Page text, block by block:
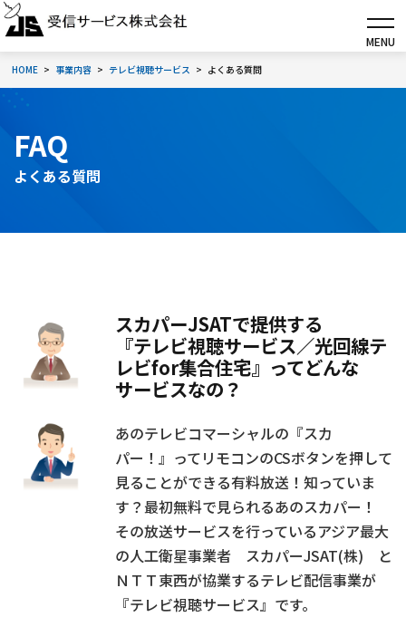
MENU
HOME 事業内容 テレビ視聴サービス よくある質問
FAQ
よくある質問
スカパーJSATで提供する
『テレビ視聴サービス／光回線テ
レビfor集合住宅』ってどんな
サービスなの？
あのテレビコマーシャルの『スカ
パー！』ってリモコンのCSボタンを押して
見ることができる有料放送！知っていま
す？最初無料で見られるあのスカパー！
その放送サービスを行っているアジア最大
の人工衛星事業者 スカパーJSAT(株) と
ＮＴＴ東西が協業するテレビ配信事業が
『テレビ視聴サービス』です。